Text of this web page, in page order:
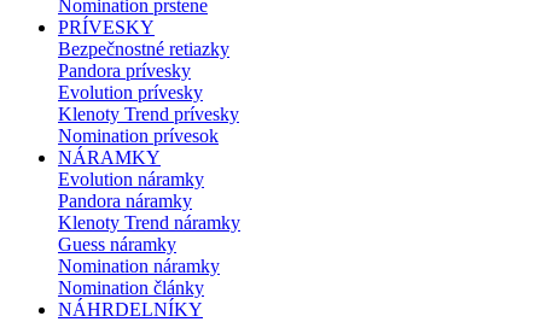
Nomination prstene
PRÍVESKY
Bezpečnostné retiazky
Pandora prívesky
Evolution prívesky
Klenoty Trend prívesky
Nomination prívesok
NÁRAMKY
Evolution náramky
Pandora náramky
Klenoty Trend náramky
Guess náramky
Nomination náramky
Nomination články
NÁHRDELNÍKY